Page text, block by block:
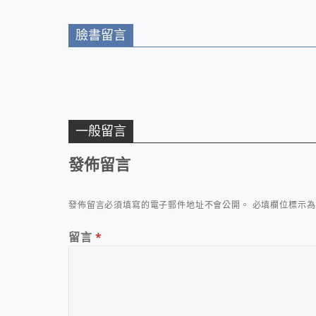
臉書留言
一般留言
發佈留言
發佈留言必須填寫的電子郵件地址不會公開。 必填欄位標示
留言 *